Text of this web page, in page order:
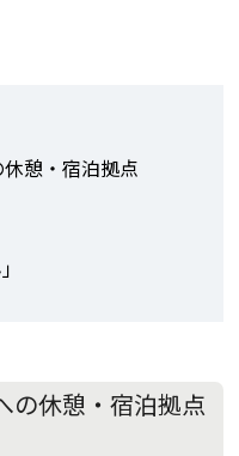
憩・宿泊拠点
の休憩・宿泊拠点